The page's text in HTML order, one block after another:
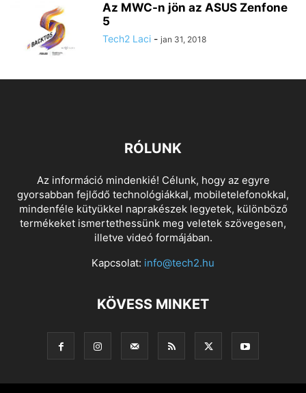
Az MWC-n jön az ASUS Zenfone
5
Tech2 Laci - jan 31, 2018
RÓLUNK
Az információ mindenkié! Célunk, hogy az egyre
gyorsabban fejlődő technológiákkal, mobiletelefonokkal,
mindenféle kütyükkel naprakészek legyetek, különböző
termékeket ismertethessünk meg veletek szövegesen,
illetve videó formájában.
Kapcsolat: info@tech2.hu
KÖVESS MINKET